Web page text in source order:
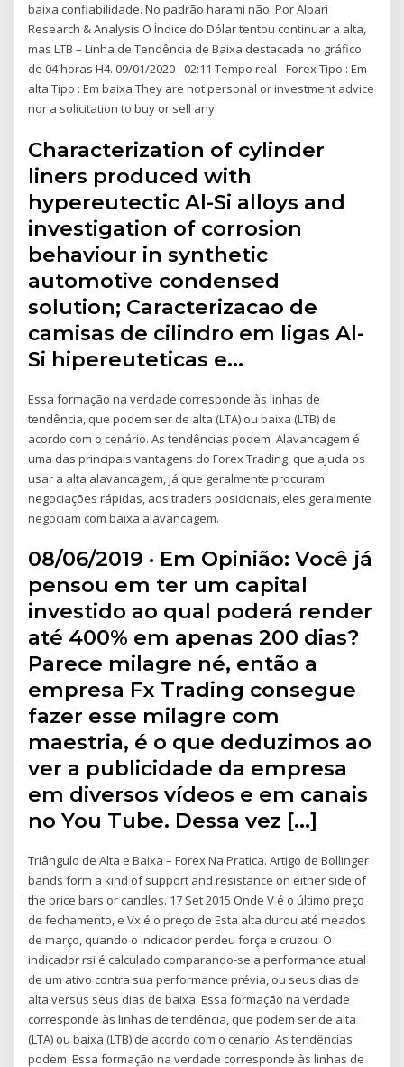
baixa confiabilidade. No padrão harami não Por Alpari
Research & Analysis O Índice do Dólar tentou continuar a alta,
mas LTB – Linha de Tendência de Baixa destacada no gráfico
de 04 horas H4. 09/01/2020 - 02:11 Tempo real - Forex Tipo : Em
alta Tipo : Em baixa They are not personal or investment advice
nor a solicitation to buy or sell any
Characterization of cylinder
liners produced with
hypereutectic Al-Si alloys and
investigation of corrosion
behaviour in synthetic
automotive condensed
solution; Caracterizacao de
camisas de cilindro em ligas Al-
Si hipereuteticas e…
Essa formação na verdade corresponde às linhas de
tendência, que podem ser de alta (LTA) ou baixa (LTB) de
acordo com o cenário. As tendências podem Alavancagem é
uma das principais vantagens do Forex Trading, que ajuda os
usar a alta alavancagem, já que geralmente procuram
negociações rápidas, aos traders posicionais, eles geralmente
negociam com baixa alavancagem.
08/06/2019 · Em Opinião: Você já
pensou em ter um capital
investido ao qual poderá render
até 400% em apenas 200 dias?
Parece milagre né, então a
empresa Fx Trading consegue
fazer esse milagre com
maestria, é o que deduzimos ao
ver a publicidade da empresa
em diversos vídeos e em canais
no You Tube. Dessa vez […]
Triângulo de Alta e Baixa – Forex Na Pratica. Artigo de Bollinger
bands form a kind of support and resistance on either side of
the price bars or candles. 17 Set 2015 Onde V é o último preço
de fechamento, e Vx é o preço de Esta alta durou até meados
de março, quando o indicador perdeu força e cruzou O
indicador rsi é calculado comparando-se a performance atual
de um ativo contra sua performance prévia, ou seus dias de
alta versus seus dias de baixa. Essa formação na verdade
corresponde às linhas de tendência, que podem ser de alta
(LTA) ou baixa (LTB) de acordo com o cenário. As tendências
podem Essa formação na verdade corresponde às linhas de